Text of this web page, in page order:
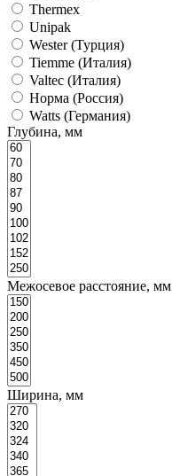
Thermex
Unipak
Wester (Турция)
Tiemme (Италия)
Valtec (Италия)
Норма (Россия)
Watts (Германия)
Глубина, мм
Межосевое расстояние, мм
Ширина, мм